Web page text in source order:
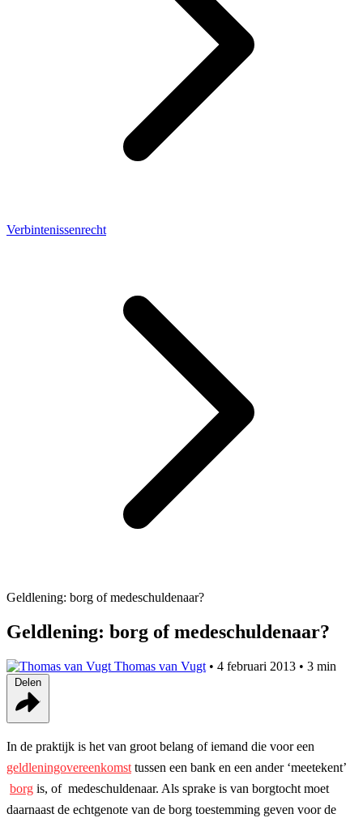
Verbintenissenrecht
Geldlening: borg of medeschuldenaar?
Geldlening: borg of medeschuldenaar?
Thomas van Vugt • 4 februari 2013 • 3 min
In de praktijk is het van groot belang of iemand die voor een
geldleningovereenkomst tussen een bank en een ander ‘meetekent’
borg is, of medeschuldenaar. Als sprake is van borgtocht moet
daarnaast de echtgenote van de borg toestemming geven voor de